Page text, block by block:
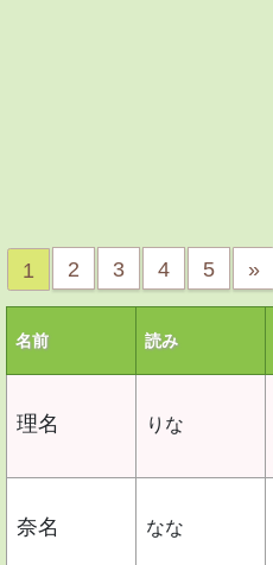
1 2 3 4 5 »
名前 読み
理名 りな
奈名 なな